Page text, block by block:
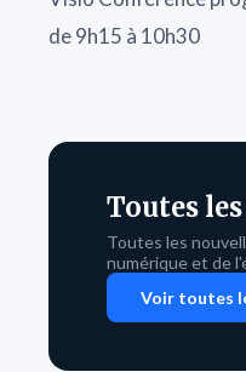
de 9h15 à 10h30
Toutes
Toutes les
numérique et de
Voir toutes